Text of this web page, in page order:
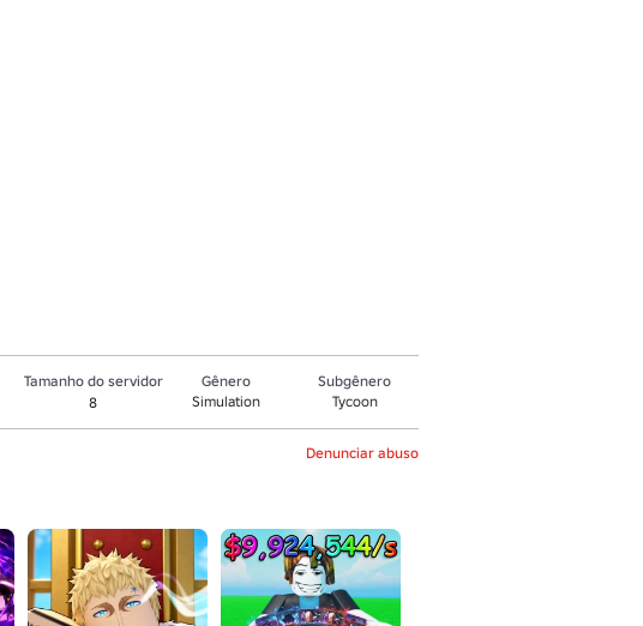
Tamanho do servidor
8
Gênero
Simulation
Subgênero
Tycoon
Denunciar abuso